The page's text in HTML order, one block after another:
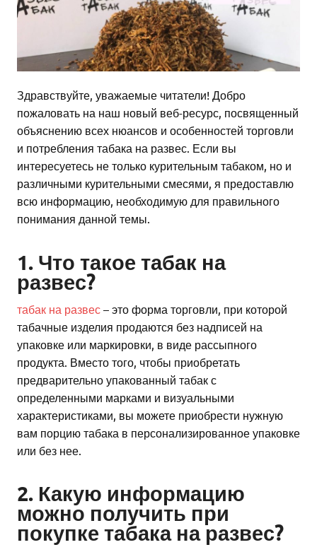
Здравствуйте, уважаемые читатели! Добро
пожаловать на наш новый веб-ресурс, посвященный
объяснению всех нюансов и особенностей торговли
и потребления табака на развес. Если вы
интересуетесь не только курительным табаком, но и
различными курительными смесями, я предоставлю
всю информацию, необходимую для правильного
понимания данной темы.
1. Что такое табак на
развес?
табак на развес – это форма торговли, при которой
табачные изделия продаются без надписей на
упаковке или маркировки, в виде рассыпного
продукта. Вместо того, чтобы приобретать
предварительно упакованный табак с
определенными марками и визуальными
характеристиками, вы можете приобрести нужную
вам порцию табака в персонализированное упаковке
или без нее.
2. Какую информацию
можно получить при
покупке табака на развес?